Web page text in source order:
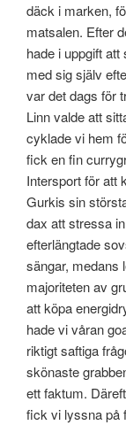
däck i marken,
matsalen. Efter
hade i uppgift
med sig själv
var det dags för
Linn valde att
cyklade vi hem
fick en fin
Intersport för att
Gurkis sin
dax att stressa
efterlängtade
sängar, medans
majoriteten av
att köpa
hade vi våran
riktigt saftiga
skönaste
ett faktum.
fick vi lyssna på